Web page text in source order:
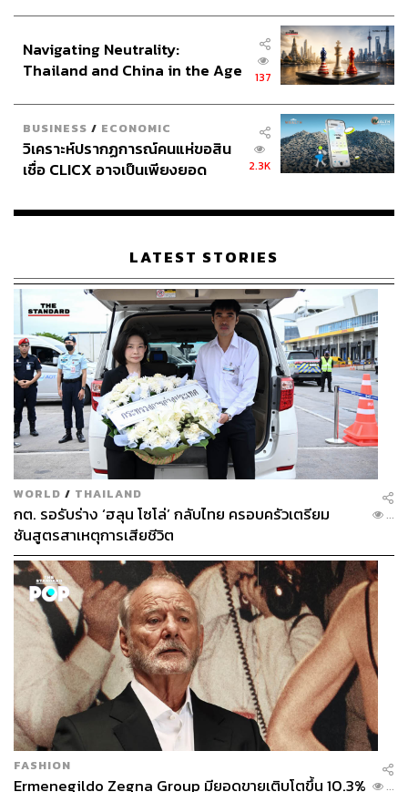
Navigating Neutrality:
Thailand and China in the Age
137
BUSINESS / ECONOMIC
วิเคราะห์ปรากฏการณ์คนแห่ขอสิน
เชื่อ CLICX อาจเป็นเพียงยอด
เรือนไทยที่ถูกซุกไว้
2.3K
LATEST STORIES
WORLD / THAILAND
กต. รอรับร่าง ‘ฮลุน โซโล่’ กลับไทย ครอบครัวเตรียม
ชันสูตรสาเหตุการเสียชีวิต
...
FASHION
Ermenegildo Zegna Group มียอดขายเติบโตขึ้น 10.3% ...